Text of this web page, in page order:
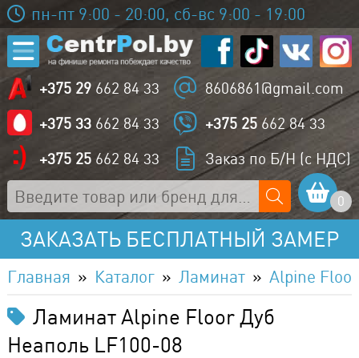
пн-пт 9:00 - 20:00, сб-вс 9:00 - 19:00
+375 29 662 84 33
8606861@gmail.com
+375 33 662 84 33 +375 25 662 84 33
+375 25 662 84 33 Заказ по Б/Н (с НДС)
0
ЗАКАЗАТЬ БЕСПЛАТНЫЙ ЗАМЕР
Главная Каталог Ламинат Alpine Floor
Ламинат Alpine Floor Дуб
Неаполь LF100-08